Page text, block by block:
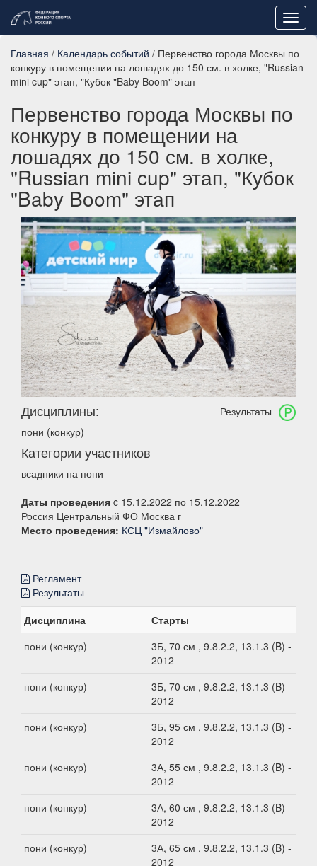
Главная / Календарь событий / Первенство города Москвы по
конкуру в помещении на лошадях до 150 см. в холке, "Russian
mini cup" этап, "Кубок "Baby Boom" этап
Первенство города Москвы по
конкуру в помещении на
лошадях до 150 см. в холке,
"Russian mini cup" этап, "Кубок
"Baby Boom" этап
Результаты
Дисциплины:
пони (конкур)
Категории участников
всадники на пони
Даты проведения c 15.12.2022 по 15.12.2022
Россия Центральный ФО Москва г
Место проведения: КСЦ "Измайлово"
Регламент
Результаты
Дисциплина
Старты
пони (конкур)
3Б, 70 см , 9.8.2.2, 13.1.3 (B) -
2012
пони (конкур)
3Б, 70 см , 9.8.2.2, 13.1.3 (B) -
2012
пони (конкур)
3Б, 95 см , 9.8.2.2, 13.1.3 (B) -
2012
пони (конкур)
3А, 55 см , 9.8.2.2, 13.1.3 (B) -
2012
пони (конкур)
3А, 60 см , 9.8.2.2, 13.1.3 (B) -
2012
пони (конкур)
3А, 65 см , 9.8.2.2, 13.1.3 (B) -
2012